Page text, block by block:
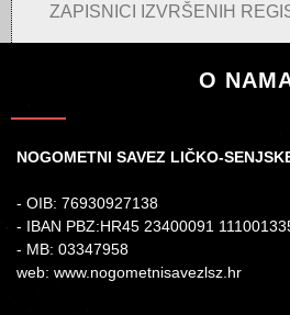
ZAPISNICI IZVRŠENIH
O
NOGOMETNI SAVEZ LIČKO-
- OIB: 76930927138
- IBAN PBZ:HR45 23400091
- MB: 03347958
web: www.nogometnisavezlsz.hr